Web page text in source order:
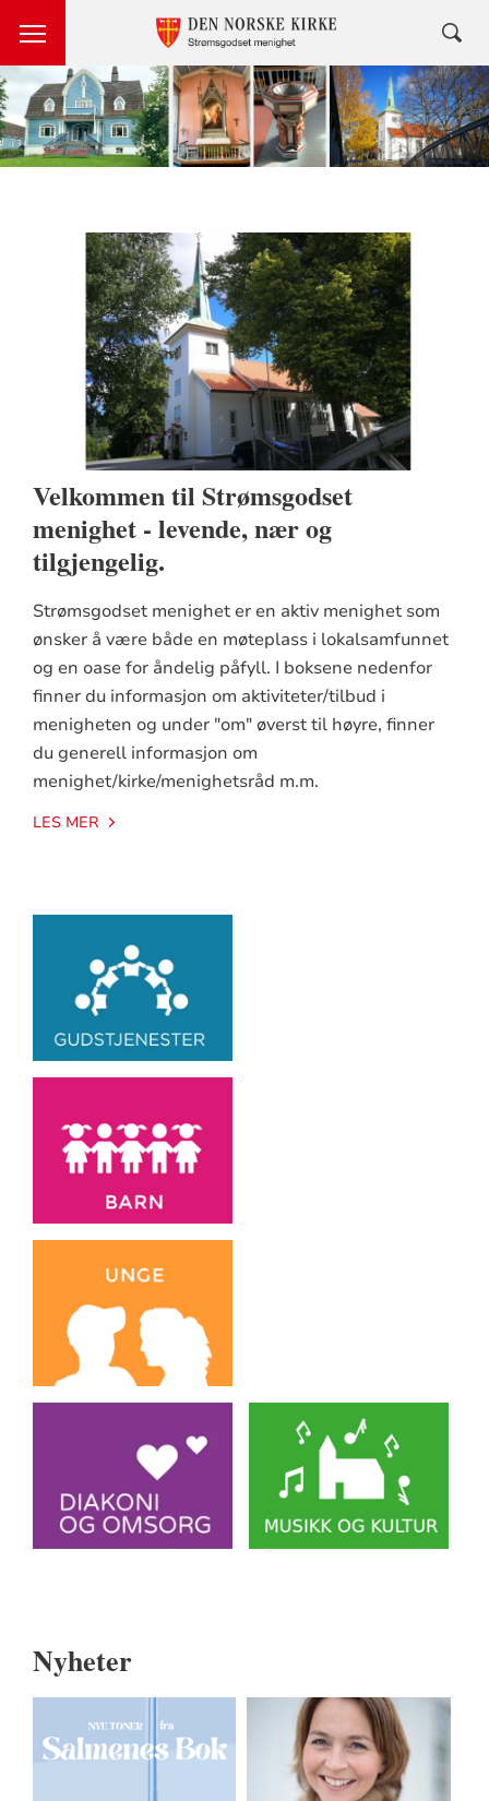
Velkommen til Strømsgodset
menighet - levende, nær og
tilgjengelig.
Strømsgodset menighet er en aktiv menighet som
ønsker å være både en møteplass i lokalsamfunnet
og en oase for åndelig påfyll. I boksene nedenfor
finner du informasjon om aktiviteter/tilbud i
menigheten og under "om" øverst til høyre, finner
du generell informasjon om
menighet/kirke/menighetsråd m.m.
LES MER
Nyheter